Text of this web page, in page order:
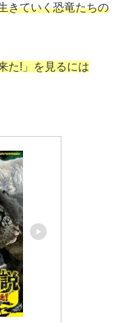
きていく恐竜たちの
た!」を見るには